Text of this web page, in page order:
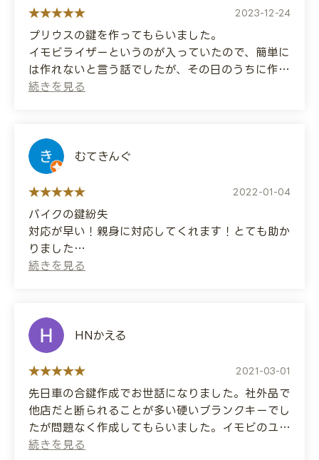
a nighttime request, they responded
immediately, which was very helpful. The
person in charge was very polite and the fee
was reasonable.
Thank you very much.
2023-12-24
プリウスの鍵を作ってもらいました。
イモビライザーというのが入っていたので、簡単に
は作れないと言う話でしたが、その日のうちに作っ
てくれました。
(Translated by Google)
I had a key made for my Prius.
Because it had an immobilizer, they said it
wouldn't be easy to make, but they made it
that same day.
It was a bit expensive, but the staff were
very friendly and I'm glad I chose them.
むてきんぐ
2022-01-04
バイクの鍵紛失
対応が早い！親身に対応してくれます！とても助か
りました
The response was quick! They were very
helpful! I really appreciated it.
HNかえる
2021-03-01
先日車の合鍵作成でお世話になりました。社外品で
他店だと断られることが多い硬いブランクキーでし
たが問題なく作成してもらいました。イモビのユニ
ットも載せ替えられ普通に使用できています。あり